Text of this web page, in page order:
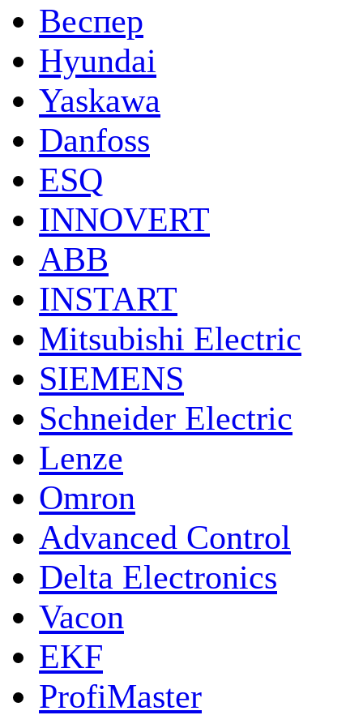
Веспер
Hyundai
Yaskawa
Danfoss
ESQ
INNOVERT
ABB
INSTART
Mitsubishi Electric
SIEMENS
Schneider Electric
Lenze
Omron
Advanced Control
Delta Electronics
Vacon
EKF
ProfiMaster